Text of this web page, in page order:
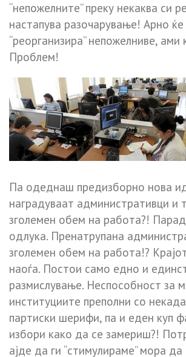
“непожелните” преку некаква си
настапува разочарување! Арно ќе
“реорганизира” непожелниве, ами
Проблем!
Па одеднаш предизборно нова
наградуваат административци и
зголемен обем на работа?!
одлука. Пренатрупана
зголемен обем на работа!?
наоѓа. Постои само едно и
размислување. Неспособност за
институциите преполни со
партиски шерифи, па и еден куп
избори како да се замериш?!
ајде да ги “стимулираме” мора